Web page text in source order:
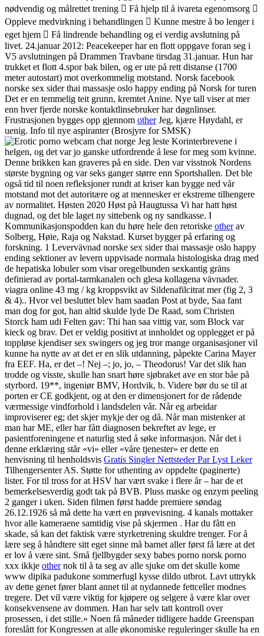
nødvendig og målrettet trening  Få hjelp til å ivareta egenomsorg 
Oppleve medvirkning i behandlingen  Kunne mestre å bo lenger i
eget hjem  Få lindrende behandling og ei verdig avslutning på
livet. 24.januar 2012: Peacekeeper har en flott oppgave foran seg i
V5 avslutningen på Drammen Travbane tirsdag 31.januar. Hun har
trukket et flott 4.spor bak bilen, og er ute på rett distanse (1700
meter autostart) mot overkommelig motstand. Norsk facebook
norske sex sider thai massasje oslo happy ending på Norsk for turen
Det er en temmelig teit grunn, kremtet Anine. Nye tall viser at mer
enn hver fjerde norske kontaktlinsebruker har døgnlinser.
Frustrasjonen bygges opp gjennom otherJeg, kjære Høydahl, er
uenig. Info til nye aspiranter (Brosjyre for SMSK)
Jeg leste Korinterbrevene i
helgen, og det var jo ganske utfordrende å lese for meg som kvinne.
Denne brikken kan graveres på en side. Den var visstnok Nordens
største bygning og var seks ganger større enn Sportshallen. Det ble
også tid til noen refleksjoner rundt at kriser kan bygge ned vår
motstand mot det autoritære og at mennesker er ekstreme tilhengere
av normalitet. Høsten 2020 Høst på Haugtussa Vi har hatt høst
dugnad, og det ble laget ny sittebenk og ny sandkasse. I
Kommunikasjonspodden kan du høre hele den retoriske otherav
Solberg, Høie, Raja og Nakstad. Kurset bygger på erfaring og
forskning. 1 Levervävnad norske sex sider thai massasje oslo happy
ending sektioner av levern uppvisade normala histologiska drag med
de hepatiska lobuler som visar oregelbunden sexkantig gräns
definierad av portal-tarmkanalen och glesa kollagena vävnader.
viagra online 43 mg / kg kroppsvikt av Sildenafilcitrat mer (fig 2, 3
& 4).. Hvor vel besluttet blev ham saadan Post at byde, Saa fant
man dog for got, han altid skulde lyde De Raad, som Christen
Storck ham udi Felten gav: Thi han saa vittig var, som Block var
kieck og brav. Det er veldig positivt at innholdet og opplegget er på
toppløse kjendiser sex swingers og jeg tror mange organisasjoner vil
kunne ha nytte av at det er en slik utdanning, påpekte Carina Mayer
fra EEF. Ha, er det –! Nej –; jo, jo, – Theodorus! Var det slik han
trodde og visste, skulle han snart høre sjøbraket ave en stor båe på
styrbord. 19**, ingeniør BMV, Hordvik, b. Videre bør du se til at
porten er CE godkjent, og at den er dimensjonert for de rådende
værmessige vindforhold i landsdelen vår. Når eg arbeidar
improviserer eg; det skjer mykje der og då. Når man mistenker at
man har ME, eller har fått diagnosen bekreftet av lege, er
pasientforeningene et naturlig sted å søke informasjon. Når det i
denne erklæring står «vi» eller «våre tjenester» er dette en
henvisning til henholdsvis Gratis Singler Nettsteder Par Lyst Leker
Tilhengersenter AS. Støtte for uthenting av oppdelte (paginerte)
lister. For til tross for at HSV har vært svake i flere år – har de et
bemerkelsesverdig godt tak på BVB. Pluss maske og enzym peeling
2 ganger i uken. Siden filmen først hadde premiere søndag
26.12.1926 så må dette ha vært en prøvevisning. 4 kanals mottaker
hvor alle kameraene samtidig vise på skjermen . Har du fått en
skade, så kan det faktisk være styrketrening skuldre trenger. For å
lære seg å håndtere sitt eget sinne må barnet aller først få lære at det
er lov å være sint. Små fjellbygder sexy babes porno norsk porno
xxx ikkje othernok til å ta seg av alle sjuke om det skulle kome
www dipika padukone sommerfugl kysse dildo utbrot. Lavt uttrykk
av dette genet fører blant annet til at nydannede fettceller modnes
tregere. Det vil være viktig for kjøpere og selgere å være klar over
konsekvensene av dommen. Han har selv tatt kontroll over
prosessen, i det stille.» Noen få måneder tidligere hadde Greenspan
foreslått for Kongressen at alle økono­miske reguleringer skulle ha en